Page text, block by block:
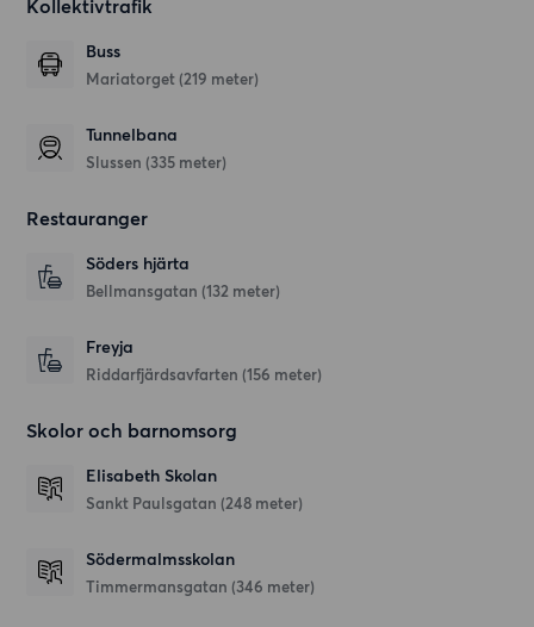
Kollektivtrafik
Buss
Mariatorget (219 meter)
Tunnelbana
Slussen (335 meter)
Restauranger
Söders hjärta
Bellmansgatan (132 meter)
Freyja
Riddarfjärdsavfarten (156 meter)
Skolor och barnomsorg
Elisabeth Skolan
Sankt Paulsgatan (248 meter)
Södermalmsskolan
Timmermansgatan (346 meter)